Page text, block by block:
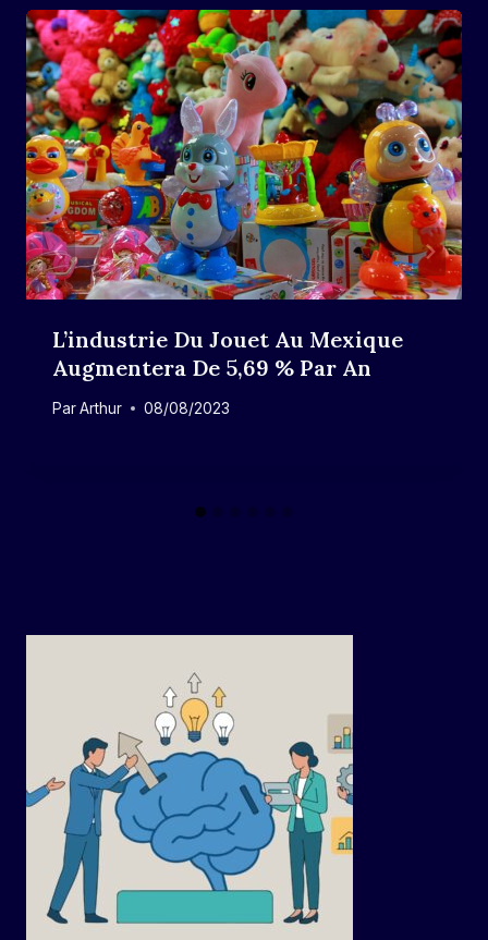
L’industrie Du Jouet Au Mexique
Augmentera De 5,69 % Par An
ParArthur 08/08/2023